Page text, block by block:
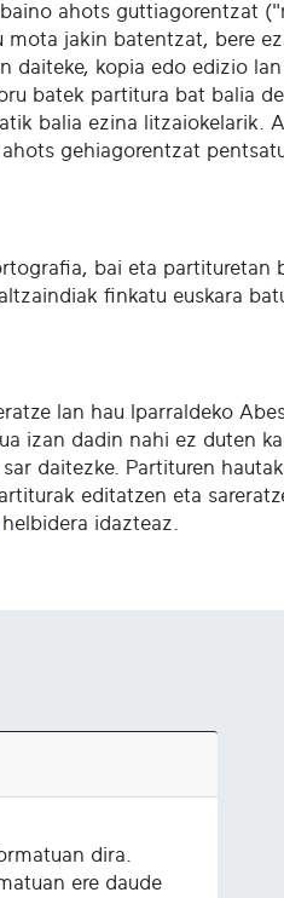
ahots guttiagorentzat
jakin batentzat, bere
kopia edo edizio
batek partitura bat balia
balia ezina litzaiokelarik.
gehiagorentzat
bai eta partituretan
finkatu euskara
lan hau Iparraldeko
izan dadin nahi ez duten
daitezke. Partituren
editatzen eta
helbidera idazteaz.
dira.
ere daude